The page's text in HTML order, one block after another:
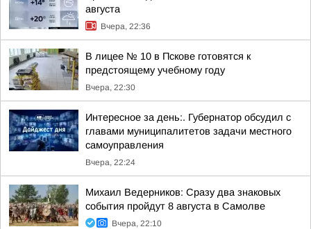
августа
Вчера, 22:36
В лицее № 10 в Пскове готовятся к
предстоящему учебному году
Вчера, 22:30
Интересное за день:. Губернатор обсудил с
главами муниципалитетов задачи местного
самоуправления
Вчера, 22:24
Михаил Ведерников: Сразу два знаковых
события пройдут 8 августа в Самолве
Вчера, 22:10